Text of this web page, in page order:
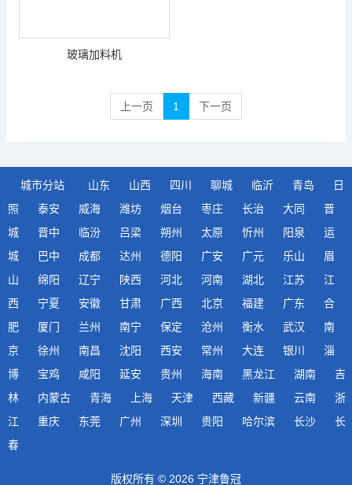
玻璃加料机
上一页 1 下一页
城市分站 山东 山西 四川 聊城 临沂 青岛
日
照
泰安 威海 潍坊 烟台 枣庄 长治 大同
晋
城
晋中 临汾 吕梁 朔州 太原 忻州 阳泉
运
城
巴中 成都 达州 德阳 广安 广元 乐山
眉
山
绵阳 辽宁 陕西 河北 河南 湖北 江苏
江
西
宁夏 安徽 甘肃 广西 北京 福建 广东
合
肥
厦门 兰州 南宁 保定 沧州 衡水 武汉
南
京
徐州 南昌 沈阳 西安 常州 大连 银川
淄
博
宝鸡 咸阳 延安 贵州 海南 黑龙江 湖南
吉
林
内蒙古 青海 上海 天津 西藏 新疆 云南
浙
江
重庆 东莞 广州 深圳 贵阳 哈尔滨 长沙
长
春
版权所有 © 2026 宁津鲁冠